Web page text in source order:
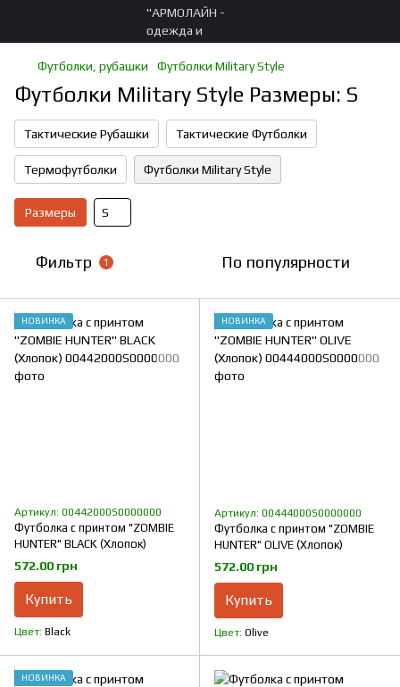
Футболки, рубашки Футболки Military Style
Футболки Military Style Размеры: S
Тактические Рубашки Тактические Футболки
Термофутболки Футболки Military Style
Размеры S
Фильтр 1 По популярности
НОВИНКА
Артикул: 00442000S0000000
Футболка с принтом "ZOMBIE
HUNTER" BLACK (Хлопок)
572.00 грн
Купить
Цвет Black
НОВИНКА
Артикул: 00444000S0000000
Футболка с принтом "ZOMBIE
HUNTER" OLIVE (Хлопок)
572.00 грн
Купить
Цвет Olive
НОВИНКА